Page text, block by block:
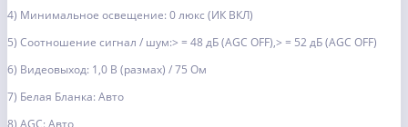
4) Минимальное освещение: 0 люкс (ИК ВКЛ)
5) Соотношение сигнал / шум:> = 48 дБ (AGC OFF),> = 52 дБ (AGC OFF)
6) Видеовыход: 1,0 В (размах) / 75 Ом
7) Белая Бланка: Авто